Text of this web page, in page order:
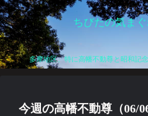
ちびたの気ま
多摩地区、特に高幡不動尊と昭和記
今週の高幡不動尊（06/